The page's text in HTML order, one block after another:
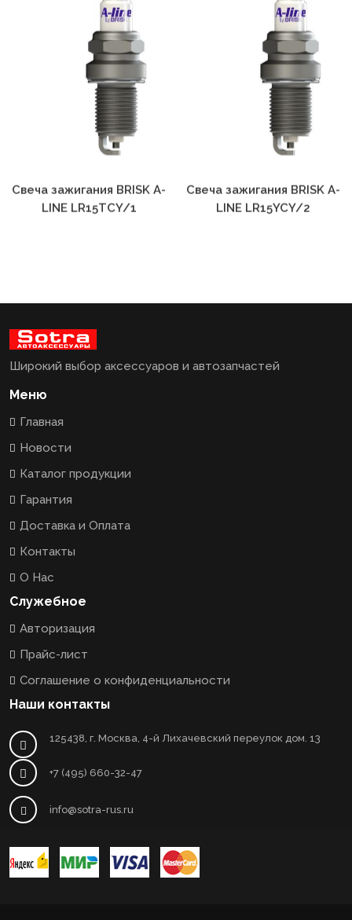
LINE LR15TCY/1
LINE LR15YCY/2
Широкий выбор аксессуаров и автозапчастей
Меню
Главная
Новости
Каталог продукции
Гарантия
Доставка и Оплата
Контакты
О Нас
Служебное
Авторизация
Прайс-лист
Соглашение о конфиденциальности
Наши контакты
125438, г. Москва, 4-й Лихачевский переулок дом. 13
+7 (495) 660-32-47
info@sotra-rus.ru